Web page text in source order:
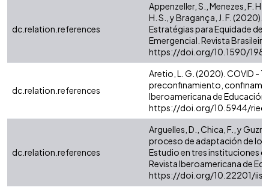
dc.relation.references
Appenzeller, S., Menezes, F.
H. S., y Bragança, J. F.
Estratégias para Equidade de
Emergencial. Revista
https://doi.org/10.1590/
dc.relation.references
Aretio, L. G. (2020). COVID -
preconfinamiento,
Iberoamericana de Educación
https://doi.org/10.5944/
dc.relation.references
Arguelles, D., Chica, F., y
proceso de adaptación de los
Estudio en tres instituciones
Revista Iberoamericana de
https://doi.org/10.22201/